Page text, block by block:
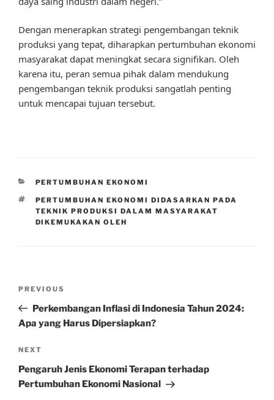
Dengan menerapkan strategi pengembangan teknik
produksi yang tepat, diharapkan pertumbuhan ekonomi
masyarakat dapat meningkat secara signifikan. Oleh
karena itu, peran semua pihak dalam mendukung
pengembangan teknik produksi sangatlah penting
untuk mencapai tujuan tersebut.
CATEGORIES
PERTUMBUHAN EKONOMI
TAGS
PERTUMBUHAN EKONOMI DIDASARKAN PADA
TEKNIK PRODUKSI DALAM MASYARAKAT
DIKEMUKAKAN OLEH
Previous
Post
PREVIOUS
Perkembangan Inflasi di Indonesia Tahun 2024:
Apa yang Harus Dipersiapkan?
Next
Post
NEXT
Pengaruh Jenis Ekonomi Terapan terhadap
Pertumbuhan Ekonomi Nasional